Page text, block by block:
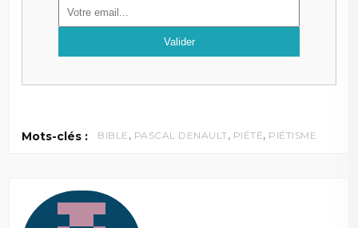
Mots-clés : BIBLE , PASCAL DENAULT, PIÉTÉ, PIÉTISME